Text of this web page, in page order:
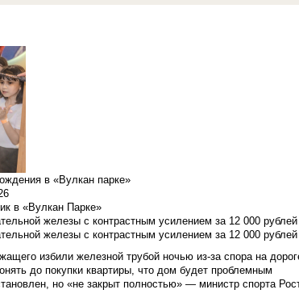
в «Вулкан парке»
в «Вулкан Парке»
железы с контрастным усилением за 12 000 рублей
железы с контрастным усилением за 12 000 рублей
избили железной трубой ночью из-за спора на
до покупки квартиры, что дом будет проблемным
но «не закрыт полностью» — министр спорта